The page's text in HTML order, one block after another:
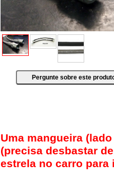
Uma mangueira
(precisa desbastar
estrela no carro para